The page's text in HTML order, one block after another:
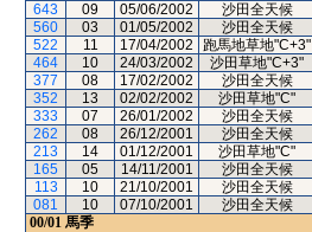
643
09 05/06/2002 沙田全天候
560
03 01/05/2002 沙田全天候
522
11 17/04/2002 跑馬地草地"C+3"
464
10 24/03/2002 沙田草地"C+3"
377
08 17/02/2002 沙田全天候
352
13 02/02/2002 沙田草地"C"
333
07 26/01/2002 沙田全天候
262
08 26/12/2001 沙田全天候
213
14 01/12/2001 沙田草地"C"
165
05 14/11/2001 沙田全天候
113
10 21/10/2001 沙田全天候
081
10 07/10/2001 沙田全天候
00/01 馬季